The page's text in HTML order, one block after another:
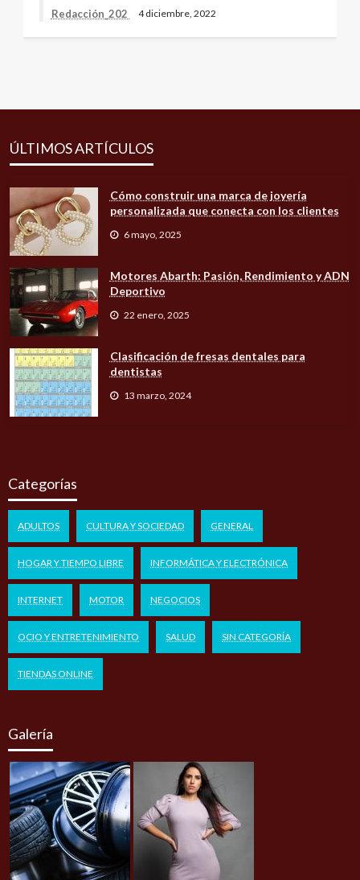
Redacción_202 4 diciembre, 2022
ÚLTIMOS ARTÍCULOS
Cómo construir una marca de joyería
personalizada que conecta con los clientes
6 mayo, 2025
Motores Abarth: Pasión, Rendimiento y ADN
Deportivo
22 enero, 2025
Clasificación de fresas dentales para
dentistas
13 marzo, 2024
Categorías
ADULTOS CULTURA Y SOCIEDAD GENERAL
HOGAR Y TIEMPO LIBRE INFORMÁTICA Y ELECTRÓNICA
INTERNET MOTOR NEGOCIOS
OCIO Y ENTRETENIMIENTO SALUD SIN CATEGORÍA
TIENDAS ONLINE
Galería